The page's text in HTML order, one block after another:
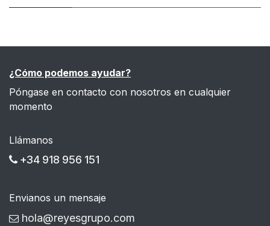
¿Cómo podemos ayudar?
Póngase en contacto con nosotros en cualquier
momento
Llámanos
+34 918 956 151
Envianos un mensaje
hola@reyesgrupo.com